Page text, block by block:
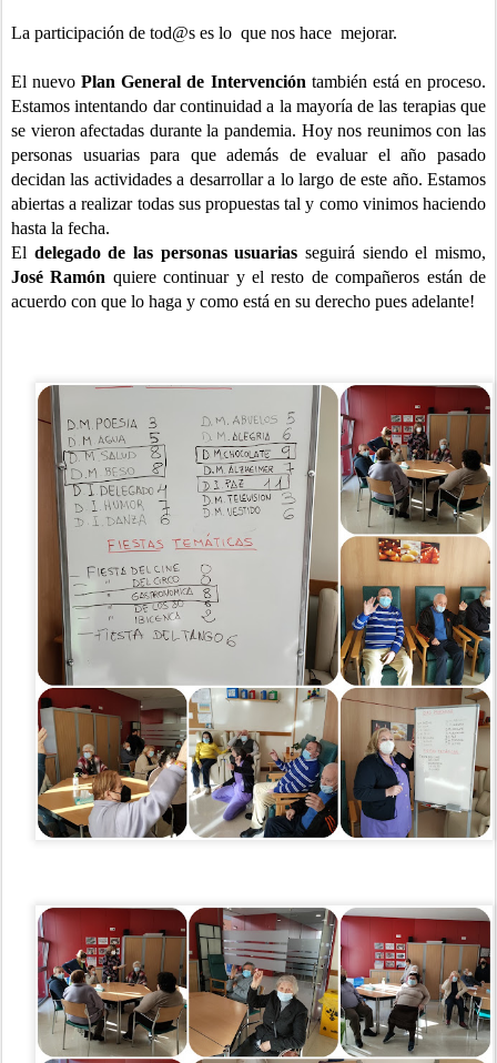
La participación de tod@s es lo que nos hace mejorar.
El nuevoPlan General de Intervención también está en proceso.
Estamos intentando dar continuidad a la mayoría de las terapias que
se vieron afectadas durante la pandemia. Hoy nos reunimos con las
personas usuarias para que además de evaluar el año pasado
decidan las actividades a desarrollar a lo largo de este año. Estamos
abiertas a realizar todas sus propuestas tal y como vinimos haciendo
hasta la fecha.
El delegado de las personas usuariasseguirá siendo el mismo,
José Ramón quiere continuar y el resto de compañeros están de
acuerdo con que lo haga y como está en su derecho pues adelante!